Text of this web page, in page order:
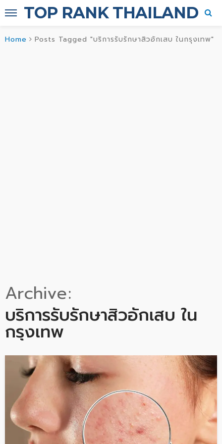
TOP RANK THAILAND
Home Posts Tagged "บริการรับรักษาสิวอักเสบ ในกรุงเทพ"
Archive
บริการรับรักษาสิวอักเสบ ใน
กรุงเทพ